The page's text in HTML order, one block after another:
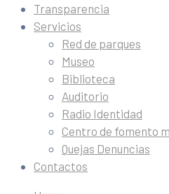
Transparencia
Servicios
Red de parques
Museo
Biblioteca
Auditorio
Radio Identidad
Centro de fomento
Quejas Denuncias
Contactos